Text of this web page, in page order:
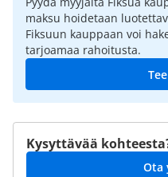
maksu hoidetaan
Fiksuun kauppaan voi
tarjoamaa rahoitusta.
Kysyttävää
Ota